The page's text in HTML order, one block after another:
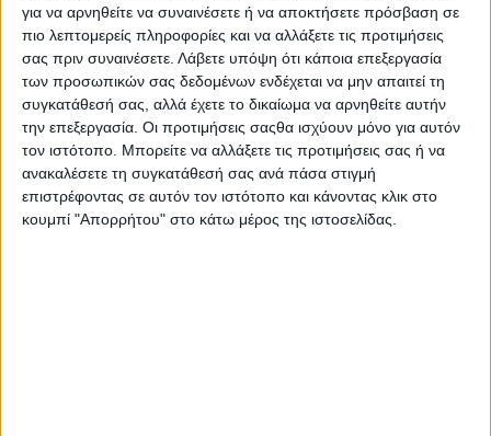
για να αρνηθείτε να συναινέσετε ή να αποκτήσετε πρόσβαση σε
πιο λεπτομερείς πληροφορίες και να αλλάξετε τις προτιμήσεις
σας πριν συναινέσετε. Λάβετε υπόψη ότι κάποια επεξεργασία
των προσωπικών σας δεδομένων ενδέχεται να μην απαιτεί τη
συγκατάθεσή σας, αλλά έχετε το δικαίωμα να αρνηθείτε αυτήν
την επεξεργασία. Οι προτιμήσεις σαςθα ισχύουν μόνο για αυτόν
τον ιστότοπο. Μπορείτε να αλλάξετε τις προτιμήσεις σας ή να
ανακαλέσετε τη συγκατάθεσή σας ανά πάσα στιγμή
επιστρέφοντας σε αυτόν τον ιστότοπο και κάνοντας κλικ στο
κουμπί "Απορρήτου" στο κάτω μέρος της ιστοσελίδας.
#JobFestival 2019 Reborn
Στατιστικά Athens #JobFestival
2019
Στατιστικά Thessaloniki
#JobFestival 2019
Στατιστικά Athens #JobFestival
2018